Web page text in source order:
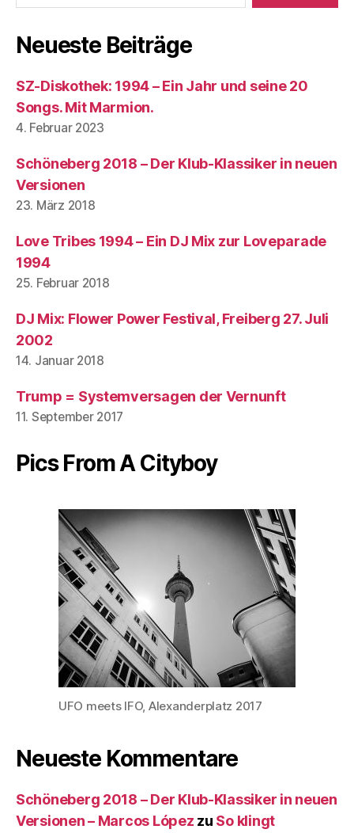
Neueste Beiträge
SZ-Diskothek: 1994 – Ein Jahr und seine 20
Songs. Mit Marmion.
4. Februar 2023
Schöneberg 2018 – Der Klub-Klassiker in neuen
Versionen
23. März 2018
Love Tribes 1994 – Ein DJ Mix zur Loveparade
1994
25. Februar 2018
DJ Mix: Flower Power Festival, Freiberg 27. Juli
2002
14. Januar 2018
Trump = Systemversagen der Vernunft
11. September 2017
Pics From A Cityboy
UFO meets IFO, Alexanderplatz 2017
Neueste Kommentare
Schöneberg 2018 – Der Klub-Klassiker in neuen
Versionen – Marcos López zu So klingt